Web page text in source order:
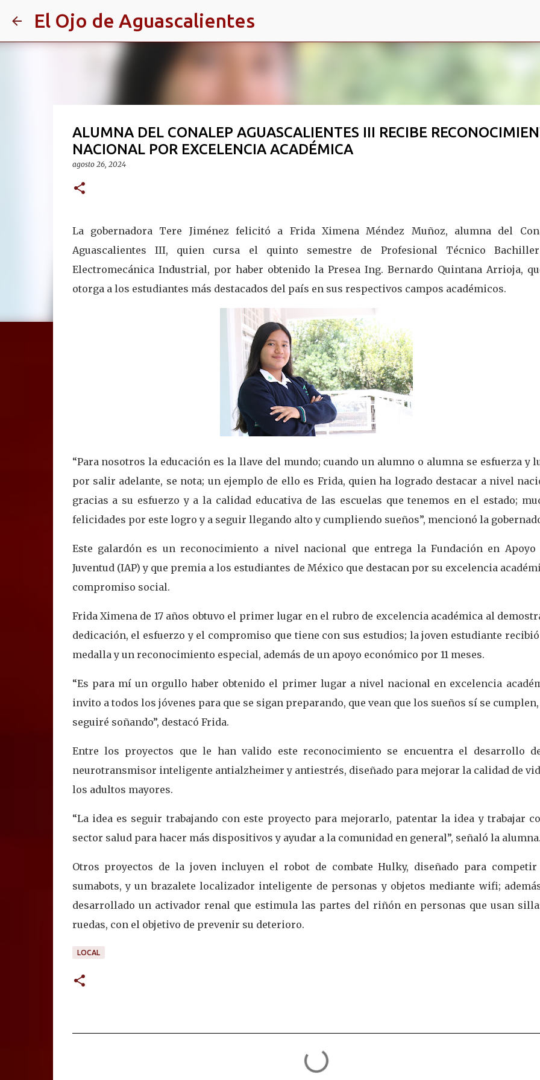
El Ojo de Aguascalientes
ALUMNA DEL CONALEP AGUASCALIENTES III RECIBE
NACIONAL POR EXCELENCIA ACADÉMICA
agosto 26, 2024
La gobernadora Tere Jiménez felicitó a Frida Ximena Méndez Muñoz, alumna del
Aguascalientes III, quien cursa el quinto semestre de Profesional Técnico
Electromecánica Industrial, por haber obtenido la Presea Ing. Bernardo Quintana Arrioja,
otorga a los estudiantes más destacados del país en sus respectivos campos académicos.
“Para nosotros la educación es la llave del mundo; cuando un alumno o alumna se esfuerza y
por salir adelante, se nota; un ejemplo de ello es Frida, quien ha logrado destacar a nivel
gracias a su esfuerzo y a la calidad educativa de las escuelas que tenemos en el estado;
felicidades por este logro y a seguir llegando alto y cumpliendo sueños”, mencionó la
Este galardón es un reconocimiento a nivel nacional que entrega la Fundación en
Juventud (IAP) y que premia a los estudiantes de México que destacan por su excelencia
compromiso social.
Frida Ximena de 17 años obtuvo el primer lugar en el rubro de excelencia académica al
dedicación, el esfuerzo y el compromiso que tiene con sus estudios; la joven estudiante
medalla y un reconocimiento especial, además de un apoyo económico por 11 meses.
“Es para mí un orgullo haber obtenido el primer lugar a nivel nacional en excelencia
invito a todos los jóvenes para que se sigan preparando, que vean que los sueños sí se cumplen,
seguiré soñando”, destacó Frida.
Entre los proyectos que le han valido este reconocimiento se encuentra el desarrollo
neurotransmisor inteligente antialzheimer y antiestrés, diseñado para mejorar la calidad de
los adultos mayores.
“La idea es seguir trabajando con este proyecto para mejorarlo, patentar la idea y trabajar
sector salud para hacer más dispositivos y ayudar a la comunidad en general”, señaló la alumna.
Otros proyectos de la joven incluyen el robot de combate Hulky, diseñado para competir
sumabots, y un brazalete localizador inteligente de personas y objetos mediante wifi;
desarrollado un activador renal que estimula las partes del riñón en personas que usan
ruedas, con el objetivo de prevenir su deterioro.
LOCAL